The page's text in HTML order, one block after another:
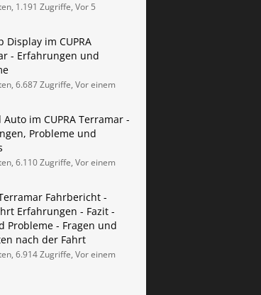
1.191 Zugriffe, Vor 5
Display im CUPRA
- Erfahrungen und
6.687 Zugriffe, Vor einem
im CUPRA Terramar -
Probleme und
6.110 Zugriffe, Vor einem
Fahrbericht -
Erfahrungen - Fazit -
Probleme - Fragen und
nach der Fahrt
6.914 Zugriffe, Vor einem